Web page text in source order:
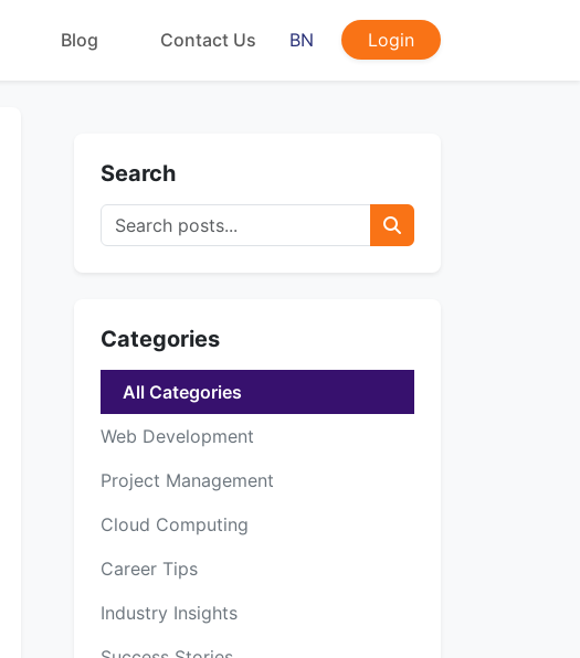
Blog Contact Us BN Login
Search
Categories
All Categories
Web Development
Project Management
Cloud Computing
Career Tips
Industry Insights